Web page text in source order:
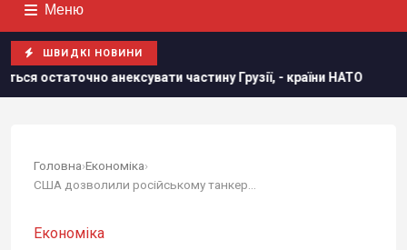
Меню
ШВИДКІ НОВИНИ
анексувати частину Грузії, - країни НАТО В
Головна›Економіка›
Економіка